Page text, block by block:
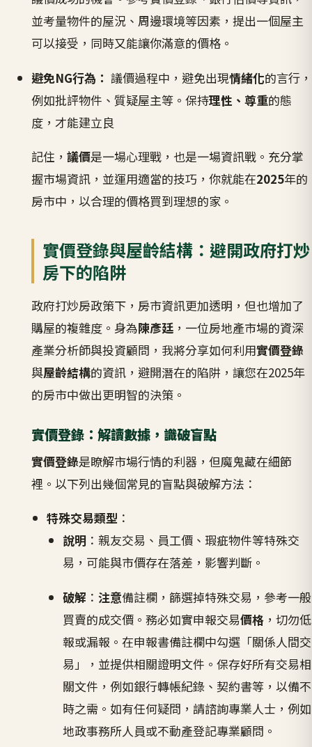
並考量物件的屋況、周邊環境等因素，提出一個屋主
可以接受，同時又能讓你滿意的價格。
避免NG行為： 議價過程中，避免出現情緒化的言行，
例如批評物件、質疑屋主等。保持理性、尊重的態
度，才能建立良
記住， 議價是一場心理戰，也是一場資訊戰。充分掌
握市場資訊，並運用適當的技巧，你就能在2025年的
房市中，以合理的價格買到理想的家。
實價登錄與屋齡結構：避開政府打炒
房下的陷阱
政府打炒房政策下，房市資訊更加透明，但也增加了
購屋的複雜度。身為陳彥廷，一位房地產市場的資深
產業分析師與投資顧問，我將分享如何利用實價登錄
與屋齡結構的資訊，避開潛在的陷阱，讓您在2025年
的房市中做出更明智的決策。
實價登錄：解讀數據，識破盲點
實價登錄是瞭解市場行情的利器，但魔鬼藏在細節
裡。以下列出幾個常見的盲點與破解方法：
特殊交易類型 ：
說明 ：親友交易、員工價、瑕疵物件等特殊交
易，可能與市價存在落差，影響判斷。
破解 ： 注意備註欄，篩選掉特殊交易，參考一般
買賣的成交價。務必如實申報交易價格，切勿低
報或漏報。在申報書備註欄中勾選「關係人間交
易」，並提供相關證明文件。保存好所有交易相
關文件，例如銀行轉帳紀錄、契約書等，以備不
時之需。如有任何疑問，請諮詢專業人士，例如
地政事務所人員或不動產登記專業顧問。